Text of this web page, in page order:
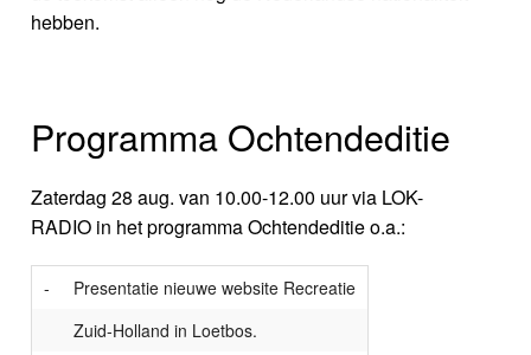
hebben.
Programma Ochtendeditie
Zaterdag 28 aug. van 10.00-12.00 uur via LOK-
RADIO in het programma Ochtendeditie o.a.:
-
Presentatie nieuwe website Recreatie
Zuid-Holland in Loetbos.